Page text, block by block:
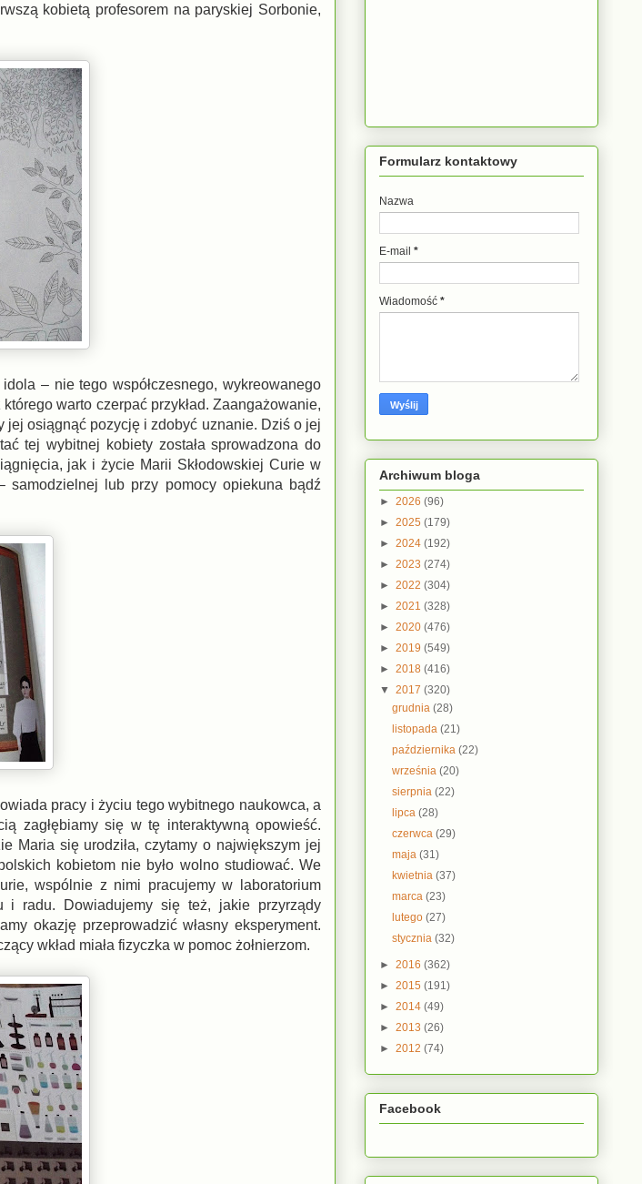
kobietą profesorem na paryskiej Sorbonie,
– nie tego współczesnego, wykreowanego
warto czerpać przykład. Zaangażowanie,
jej osiągnąć pozycję i zdobyć uznanie. Dziś o jej
tej wybitnej kobiety została sprowadzona do
jak i życie Marii Skłodowskiej Curie w
samodzielnej lub przy pomocy opiekuna bądź
pracy i życiu tego wybitnego naukowca, a
zagłębiamy się w tę interaktywną opowieść.
Maria się urodziła, czytamy o największym jej
kobietom nie było wolno studiować. We
wspólnie z nimi pracujemy w laboratorium
i radu. Dowiadujemy się też, jakie przyrządy
okazję przeprowadzić własny eksperyment.
wkład miała fizyczka w pomoc żołnierzom.
Formularz kontaktowy
Nazwa
E-mail *
Wiadomość *
Archiwum bloga
► 2026 (96)
► 2025 (179)
► 2024 (192)
► 2023 (274)
► 2022 (304)
► 2021 (328)
► 2020 (476)
► 2019 (549)
► 2018 (416)
▼ 2017 (320)
grudnia(28)
listopada(21)
października(22)
września(20)
sierpnia(22)
lipca(28)
czerwca(29)
maja(31)
kwietnia(37)
marca(23)
lutego(27)
stycznia(32)
► 2016 (362)
► 2015 (191)
► 2014 (49)
► 2013 (26)
► 2012 (74)
Facebook